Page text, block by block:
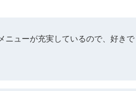
ニューが充実しているので、好きで